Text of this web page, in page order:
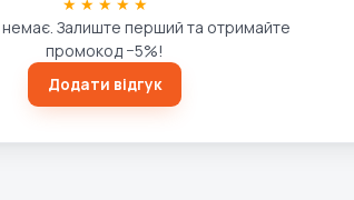
немає. Залиште перший та отримайте
промокод −5%!
Додати відгук